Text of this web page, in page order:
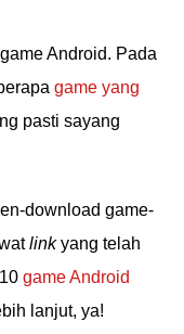
Android. Pada
game yang
pasti sayang
download game-
linkyang telah
game Android
lanjut, ya!